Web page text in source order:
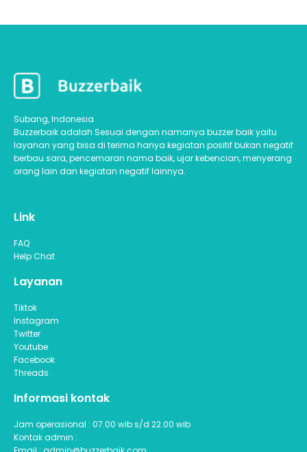
Subang, Indonesia
Buzzerbaik adalah Sesuai dengan namanya buzzer baik yaitu
layanan yang bisa di terima hanya kegiatan positif bukan negatif
berbau sara, pencemaran nama baik, ujar kebencian, menyerang
orang lain dan kegiatan negatif lainnya.
Link
FAQ
Help Chat
Layanan
Tiktok
Instagram
Twitter
Youtube
Facebook
Threads
Informasi kontak
Jam operasional : 07.00 wib s/d 22.00 wib
Kontak admin :